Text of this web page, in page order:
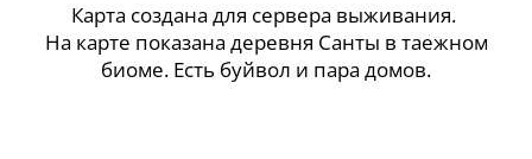
Карта создана для сервера выживания.
На карте показана деревня Санты в таежном
биоме. Есть буйвол и пара домов.